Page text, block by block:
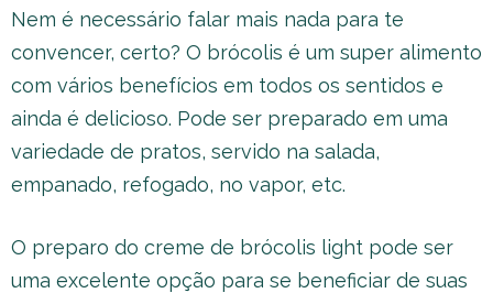
Nem é necessário falar mais nada para te
convencer, certo? O brócolis é um super alimento
com vários benefícios em todos os sentidos e
ainda é delicioso. Pode ser preparado em uma
variedade de pratos, servido na salada,
empanado, refogado, no vapor, etc.
O preparo do creme de brócolis light pode ser
uma excelente opção para se beneficiar de suas